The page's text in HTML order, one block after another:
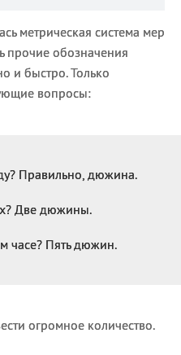
метрическая система мер
прочие обозначения
и быстро. Только
вопросы:
Правильно, дюжина.
Две дюжины.
часе? Пять дюжин.
огромное количество.